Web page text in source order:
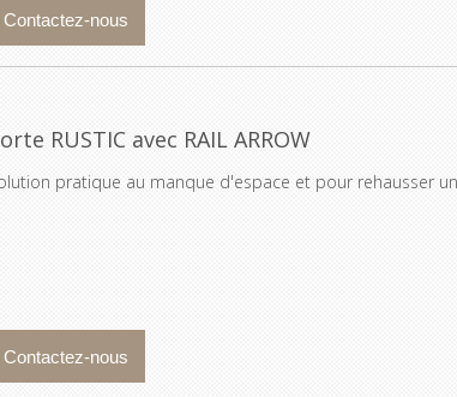
RUSTIC avec RAIL ARROW
pratique au manque d'espace et pour rehausser